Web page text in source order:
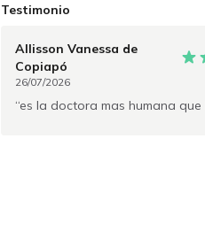
Testimonio
Allisson Vanessa de
Copiapó
26/07/2026
es la doctora mas humana que he conocido , con conocimientos y escucha activa te calma desde lo remoto y